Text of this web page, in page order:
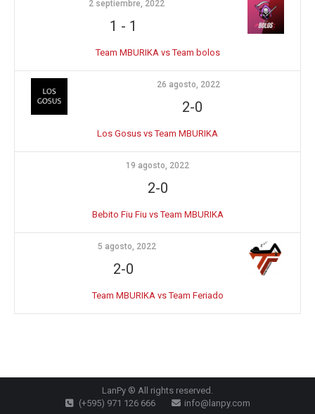
2 septiembre, 2022
1 - 1
Team MBURIKA vs Team bolos
26 agosto, 2022
2-0
Los Gosus vs Team MBURIKA
19 agosto, 2022
2-0
Bebito Fiu Fiu vs Team MBURIKA
5 agosto, 2022
2-0
Team MBURIKA vs Team Feriado
LanPy ® All rights reserved.
(+595) 971 126 666
info@lanpy.com